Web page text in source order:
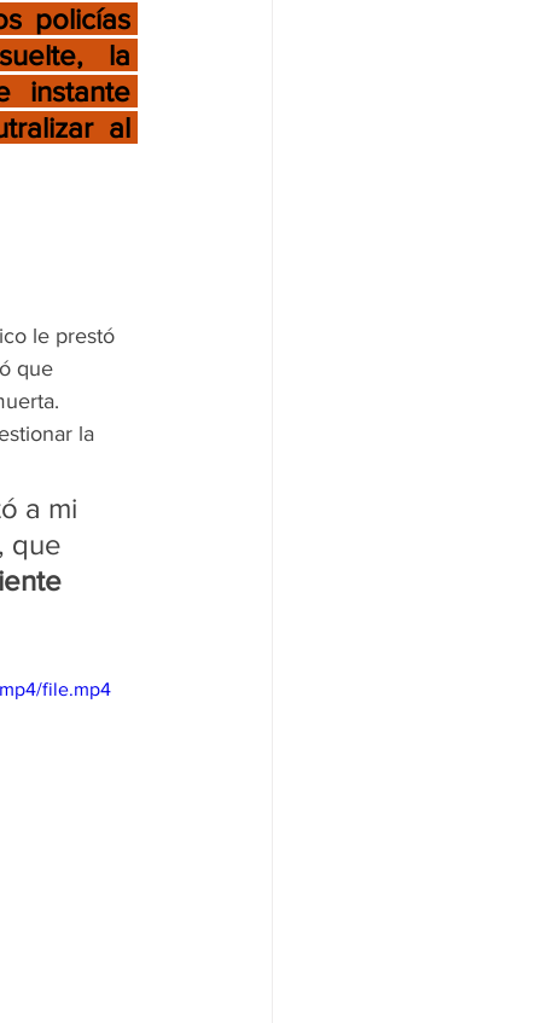
policías
la
instante
al
le prestó
que
la
a mi
que
file.mp4